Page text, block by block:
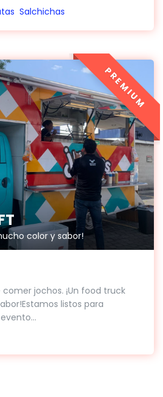
Salchichas
color y sabor!
jochos. ¡Un food truck
listos para
PREMIUM